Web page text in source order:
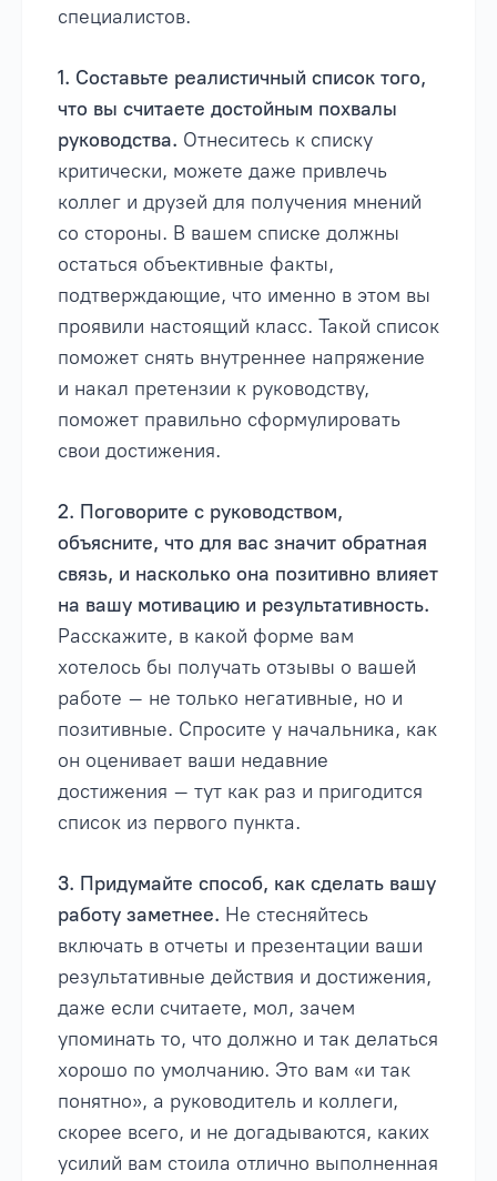
специалистов.
1. Составьте реалистичный список того,
что вы считаете достойным похвалы
руководства. Отнеситесь к списку
критически, можете даже привлечь
коллег и друзей для получения мнений
со стороны. В вашем списке должны
остаться объективные факты,
подтверждающие, что именно в этом вы
проявили настоящий класс. Такой список
поможет снять внутреннее напряжение
и накал претензии к руководству,
поможет правильно сформулировать
свои достижения.
2. Поговорите с руководством,
объясните, что для вас значит обратная
связь, и насколько она позитивно влияет
на вашу мотивацию и результативность.
Расскажите, в какой форме вам
хотелось бы получать отзывы о вашей
работе – не только негативные, но и
позитивные. Спросите у начальника, как
он оценивает ваши недавние
достижения – тут как раз и пригодится
список из первого пункта.
3. Придумайте способ, как сделать вашу
работу заметнее. Не стесняйтесь
включать в отчеты и презентации ваши
результативные действия и достижения,
даже если считаете, мол, зачем
упоминать то, что должно и так делаться
хорошо по умолчанию. Это вам «и так
понятно», а руководитель и коллеги,
скорее всего, и не догадываются, каких
усилий вам стоила отлично выполненная